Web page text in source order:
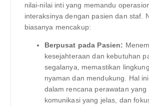
nilai-nilai inti yang memandu
interaksinya dengan pasien dan staf.
biasanya mencakup:
Berpusat pada Pasien:
kesejahteraan dan kebutuhan
segalanya, memastikan
nyaman dan mendukung. Hal
dalam rencana perawatan yang
komunikasi yang jelas, dan